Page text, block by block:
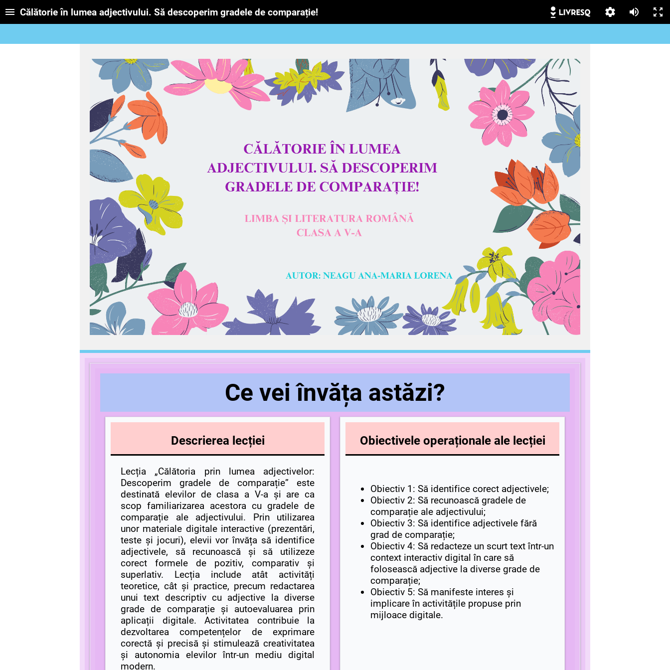
Călătorie în lumea adjectivului. Să descoperim gradele de comparație!
Ce vei învăța astăzi?
Descrierea lecției
Lecția „Călătoria prin lumea adjectivelor:
Descoperim gradele de comparație” este
destinată elevilor de clasa a V-a și are ca
scop familiarizarea acestora cu gradele de
comparație ale adjectivului. Prin utilizarea
unor materiale digitale interactive (prezentări,
teste și jocuri), elevii vor învăța să identifice
adjectivele, să recunoască și să utilizeze
corect formele de pozitiv, comparativ și
superlativ. Lecția include atât activități
teoretice, cât și practice, precum redactarea
unui text descriptiv cu adjective la diverse
grade de comparație și autoevaluarea prin
aplicații digitale. Activitatea contribuie la
dezvoltarea competențelor de exprimare
corectă și precisă și stimulează creativitatea
și autonomia elevilor într-un mediu digital
modern.
Obiectivele operaționale ale lecției
Obiectiv 1: Să identifice corect adjectivele;
Obiectiv 2: Să recunoască gradele de
comparație ale adjectivului;
Obiectiv 3: Să identifice adjectivele fără
grad de comparație;
Obiectiv 4: Să redacteze un scurt text într-un
context interactiv digital în care să
folosească adjective la diverse grade de
comparație;
Obiectiv 5: Să manifeste interes și
implicare în activitățile propuse prin
mijloace digitale.